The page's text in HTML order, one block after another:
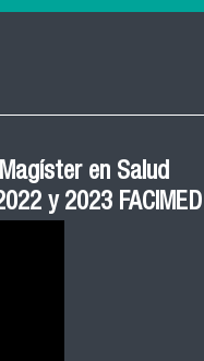
y Educación no
en Salud
de Neurociencia
2025
CESICen Salud
y 2023 FACIMED
en el deporte
económica”